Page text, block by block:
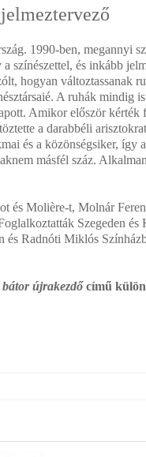
1990-ben, megannyi
színészettel, és inkább
hogyan változtassanak
A ruhák mindig
Amikor először
a darabbéli
és a közönségsiker, így
másfél száz.
és Molière-t, Molnár
Szegeden és
és Radnóti Miklós
bátor újrakezdőcímű